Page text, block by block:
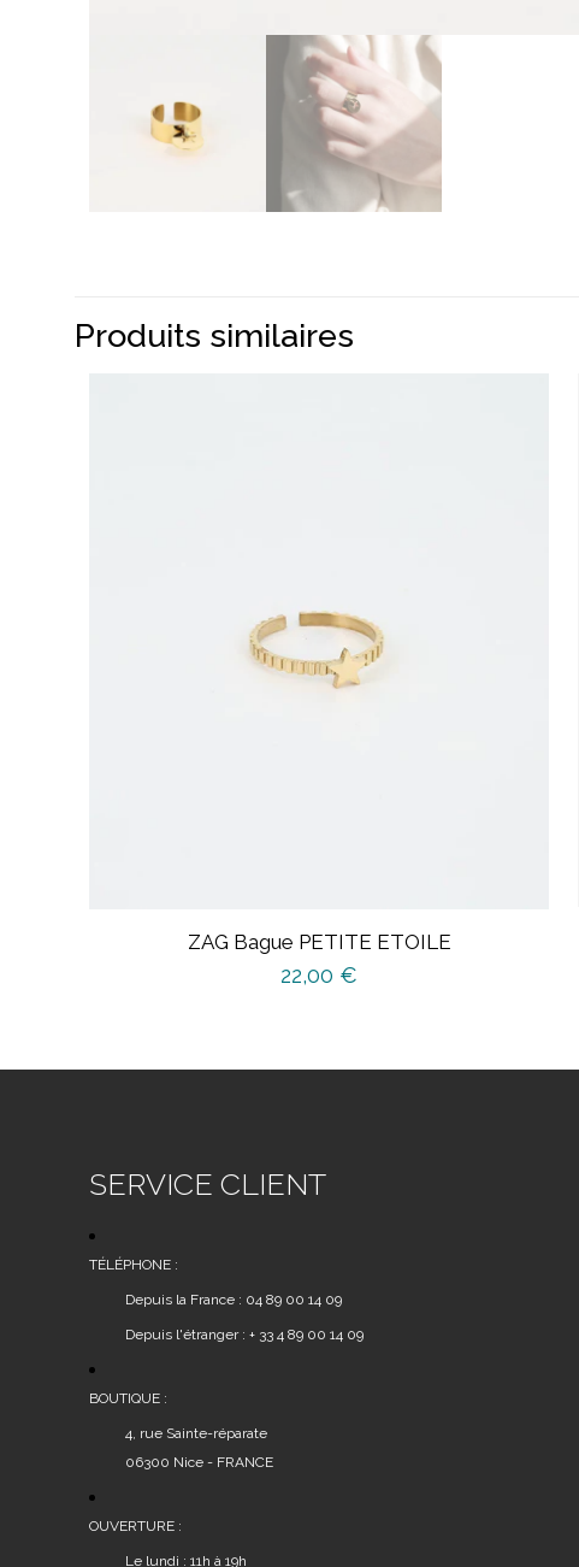
Produits similaires
ZAG Bague PETITE ETOILE
22,00 €
SERVICE CLIENT
TÉLÉPHONE :
Depuis la France : 04 89 00 14 09
Depuis l'étranger : + 33 4 89 00 14 09
BOUTIQUE :
4, rue Sainte-réparate
06300 Nice - FRANCE
OUVERTURE :
Le lundi : 11h à 19h